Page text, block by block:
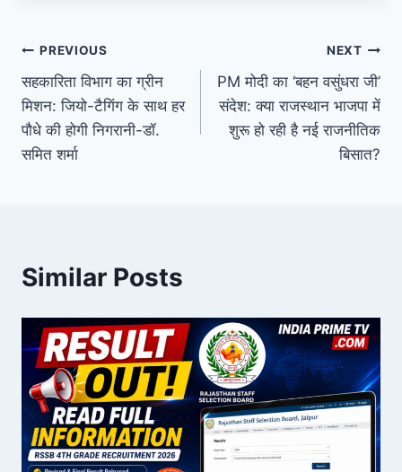
Post
navigation
PREVIOUS
सहकारिता विभाग का ग्रीन
मिशन: जियो-टैगिंग के साथ हर
पौधे की होगी निगरानी-डॉ.
समित शर्मा
NEXT
PM मोदी का ‘बहन वसुंधरा जी’
संदेश: क्या राजस्थान भाजपा में
शुरू हो रही है नई राजनीतिक
बिसात?
Similar Posts